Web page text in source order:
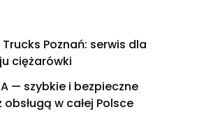
Trucks Poznań: serwis dla
ciężarówki
— szybkie i bezpieczne
w całej Polsce